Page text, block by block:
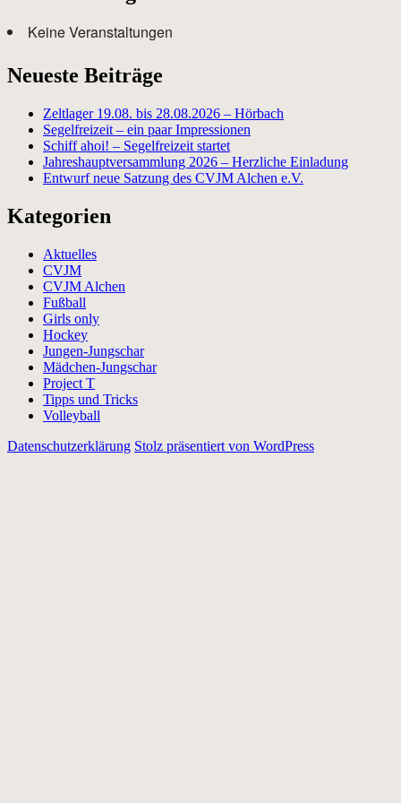
Keine Veranstaltungen
Neueste Beiträge
Zeltlager 19.08. bis 28.08.2026 – Hörbach
Segelfreizeit – ein paar Impressionen
Schiff ahoi! – Segelfreizeit startet
Jahreshauptversammlung 2026 – Herzliche Einladung
Entwurf neue Satzung des CVJM Alchen e.V.
Kategorien
Aktuelles
CVJM
CVJM Alchen
Fußball
Girls only
Hockey
Jungen-Jungschar
Mädchen-Jungschar
Project T
Tipps und Tricks
Volleyball
Datenschutzerklärung Stolz präsentiert von WordPress